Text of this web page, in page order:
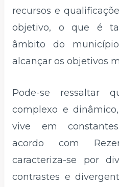
recursos e
objetivo, o que é
âmbito do
alcançar os objetivos
Pode-se ressaltar
complexo e
vive em
acordo com
caracteriza-se por
contrastes e